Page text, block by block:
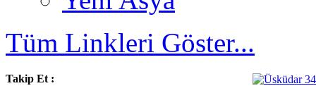
Tüm Linkleri Göster...
Takip Et :